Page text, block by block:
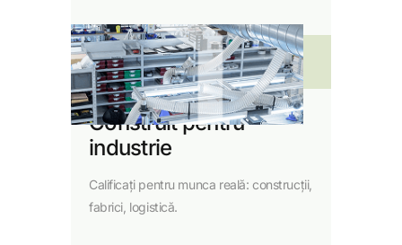
03
Construit pentru
industrie
Calificați pentru munca reală: construcții,
fabrici, logistică.